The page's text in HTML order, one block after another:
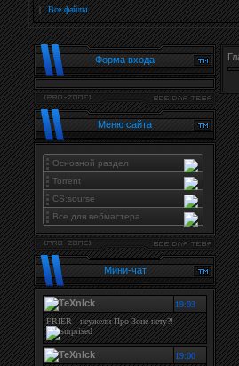
| Все файлы
Форма входа
Меню сайта
Основной раздел
Torrent
CS:sourse
Все для вебмастера
Мини-чат